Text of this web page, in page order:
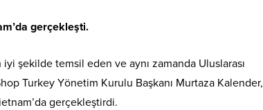
gerçekleşti.
şekilde temsil eden ve aynı zamanda Uluslarası
Turkey Yönetim Kurulu Başkanı Murtaza Kalender,
gerçekleştirdi.